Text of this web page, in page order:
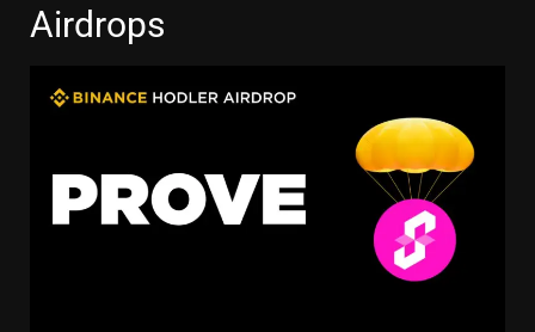
Airdrops